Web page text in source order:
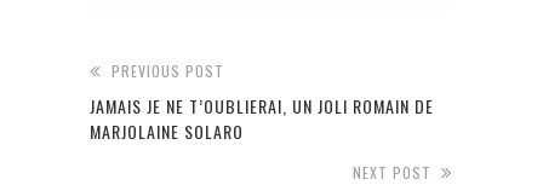
PREVIOUS POST
JAMAIS JE NE T’OUBLIERAI, UN JOLI ROMAIN DE
MARJOLAINE SOLARO
NEXT POST